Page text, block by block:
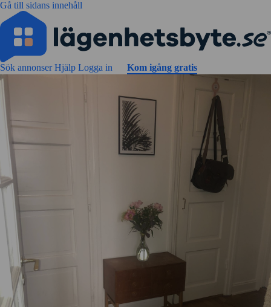
Gå till sidans innehåll
Sök annonserHjälp Logga in Kom igång gratis